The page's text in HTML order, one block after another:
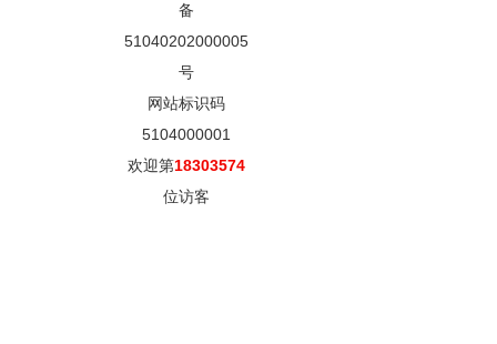
备
51040202000005
号
网站标识码
5104000001
欢迎第18303574
位访客